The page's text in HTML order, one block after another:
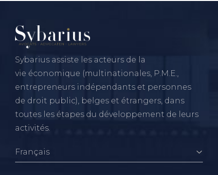
Sybarius assiste les acteurs de la
vie économique (multinationales, P.M.E.,
entrepreneurs indépendants et personnes
de droit public), belges et étrangers, dans
toutes les étapes du développement de leurs
activités.